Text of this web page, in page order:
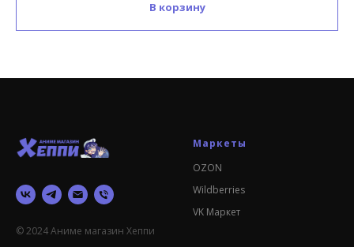
В корзину
© 2024 Аниме магазин Хеппи
Маркеты
OZON
Wildberries
VK Маркет